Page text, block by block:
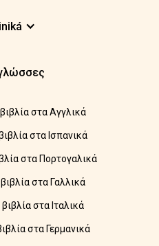
στα Αγγλικά
στα Ισπανικά
στα Πορτογαλικά
στα Γαλλικά
στα Ιταλικά
στα Γερμανικά